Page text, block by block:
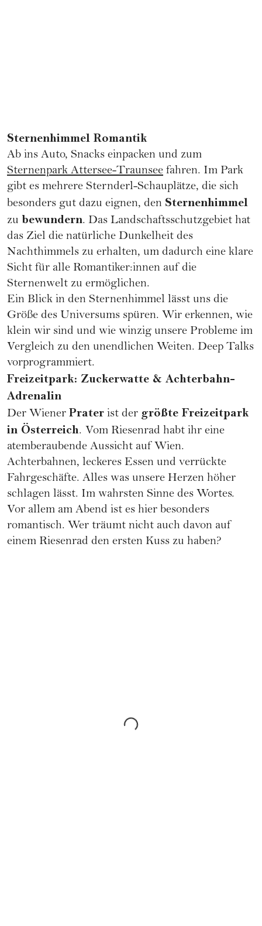
Sternenhimmel Romantik
Ab ins Auto, Snacks einpacken und zum
Sternenpark Attersee-Traunsee fahren. Im Park
gibt es mehrere Sternderl-Schauplätze, die sich
besonders gut dazu eignen, den Sternenhimmel
zu bewundern. Das Landschaftsschutzgebiet hat
das Ziel die natürliche Dunkelheit des
Nachthimmels zu erhalten, um dadurch eine klare
Sicht für alle Romantiker:innen auf die
Sternenwelt zu ermöglichen.
Ein Blick in den Sternenhimmel lässt uns die
Größe des Universums spüren. Wir erkennen, wie
klein wir sind und wie winzig unsere Probleme im
Vergleich zu den unendlichen Weiten. Deep Talks
vorprogrammiert.
Freizeitpark: Zuckerwatte & Achterbahn-
Adrenalin
Der Wiener Prater ist der größte Freizeitpark
in Österreich. Vom Riesenrad habt ihr eine
atemberaubende Aussicht auf Wien.
Achterbahnen, leckeres Essen und verrückte
Fahrgeschäfte. Alles was unsere Herzen höher
schlagen lässt. Im wahrsten Sinne des Wortes.
Vor allem am Abend ist es hier besonders
romantisch. Wer träumt nicht auch davon auf
einem Riesenrad den ersten Kuss zu haben?